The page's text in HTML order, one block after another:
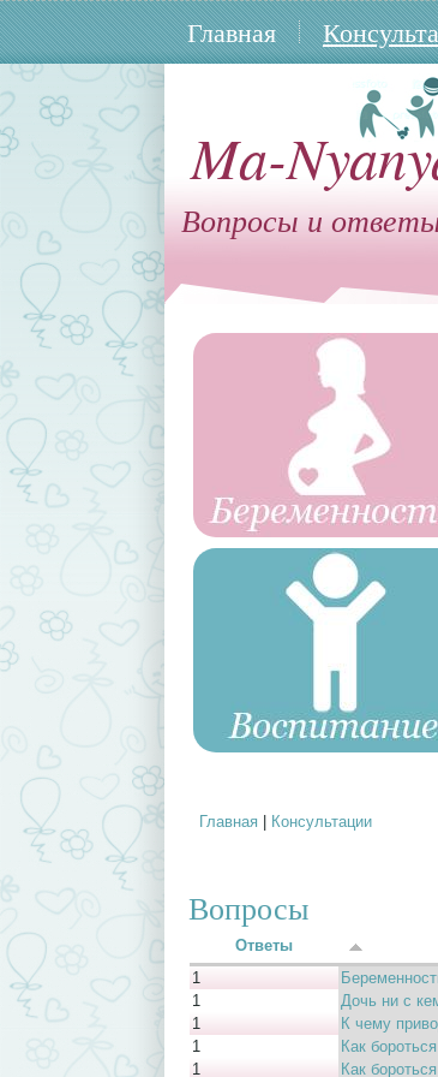
Главная
Ma-
Вопросы и
Вы здесь
Главная Консультации
Вопросы
Ответы
1
1
Дочь ни с
1
К чему
1
Как
1
Как